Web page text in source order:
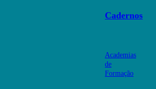
Cadernos
Academias
de
Formação